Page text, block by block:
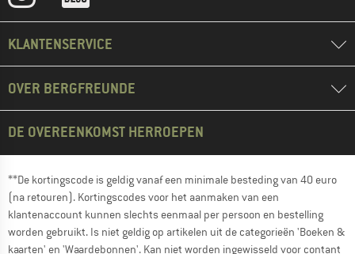
KLANTENSERVICE
OVER BERGFREUNDE
DE OVEREENKOMST HERROEPEN
**De kortingscode is geldig vanaf een minimale besteding van 40 euro
(na retouren). Kortingscodes voor het aanmaken van een
klantenaccount kunnen slechts eenmaal per persoon en bestelling
worden gebruikt. Is niet geldig op artikelen uit de categorieën 'Boeken &
kaarten' en 'Waardebonnen'. Kan niet worden ingewisseld voor contant